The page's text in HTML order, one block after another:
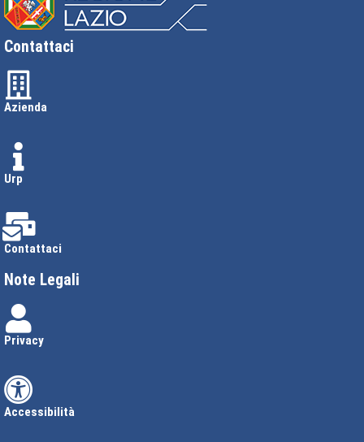
Contattaci
Azienda
Urp
Contattaci
Note Legali
Privacy
Accessibilità